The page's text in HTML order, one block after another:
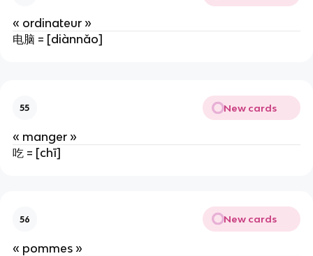
« ordinateur »
电脑 = [diànnǎo]
55 New cards
« manger »
吃 = [chī]
56 New cards
« pommes »